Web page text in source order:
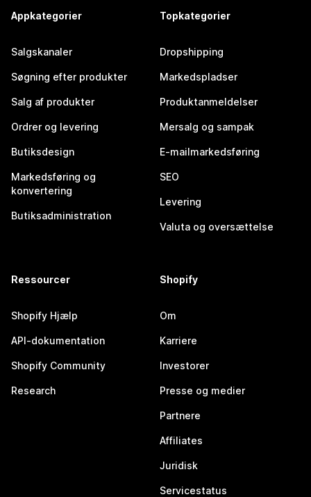
Appkategorier
Salgskanaler
Søgning efter produkter
Salg af produkter
Ordrer og levering
Butiksdesign
Markedsføring og
konvertering
Butiksadministration
Topkategorier
Dropshipping
Markedspladser
Produktanmeldelser
Mersalg og sampak
E-mailmarkedsføring
SEO
Levering
Valuta og oversættelse
Ressourcer
Shopify Hjælp
API-dokumentation
Shopify Community
Research
Shopify
Om
Karriere
Investorer
Presse og medier
Partnere
Affiliates
Juridisk
Servicestatus